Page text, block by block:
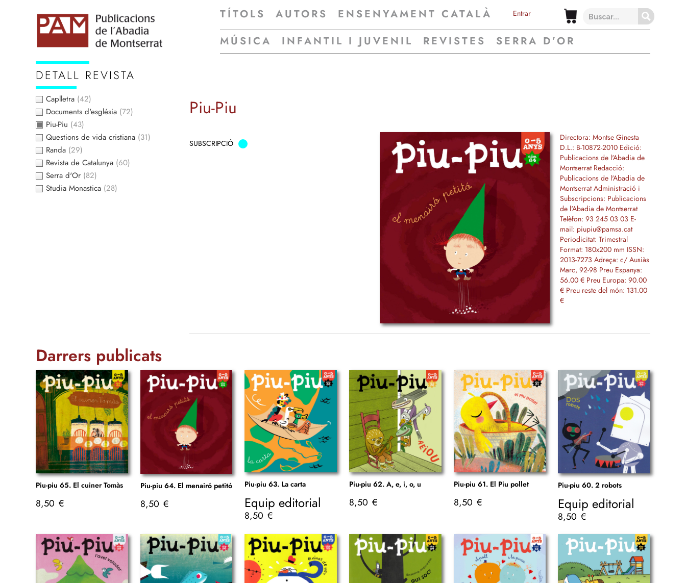
TÍTOLS AUTORS ENSENYAMENT CATALÀ Entrar
MÚSICA INFANTIL I JUVENIL REVISTES SERRA D’OR
DETALL REVISTA
Caplletra (42)
Documents d'església (72)
Piu-Piu (43)
Questions de vida cristiana (31)
Randa (29)
Revista de Catalunya (60)
Serra d'Or (82)
Studia Monastica (28)
Piu-Piu
SUBSCRIPCIÓ
Directora: Montse Ginesta
D.L.: B-10872-2010 Edició:
Publicacions de l'Abadia de
Montserrat Redacció:
Publicacions de l'Abadia de
Montserrat Administració i
Subscripcions: Publicacions
de l'Abadia de Montserrat
Telèfon: 93 245 03 03 E-
mail: piupiu@pamsa.cat
Periodicitat: Trimestral
Format: 180x200 mm ISSN:
2013-7273 Adreça: c/ Ausiàs
Marc, 92-98 Preu Espanya:
56.00 € Preu Europa: 90.00
€ Preu reste del món: 131.00
€
Darrers publicats
Piu-piu 65. El cuiner Tomàs
8,50 €
Piu-piu 64. El menairó petitó
8,50 €
Piu-piu 63. La carta
Equip editorial
8,50 €
Piu-piu 62. A, e, i, o, u
8,50 €
Piu-piu 61. El Piu pollet
8,50 €
Piu-piu 60. 2 robots
Equip editorial
8,50 €